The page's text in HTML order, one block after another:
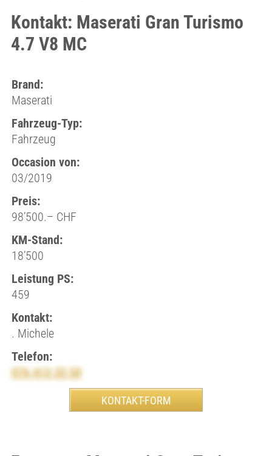
Kontakt: Maserati Gran Turismo
4.7 V8 MC
Brand:
Maserati
Fahrzeug-Typ:
Fahrzeug
Occasion von:
03/2019
Preis:
98’500.– CHF
KM-Stand:
18’500
Leistung PS:
459
Kontakt:
. Michele
Telefon:
076 413 33 50